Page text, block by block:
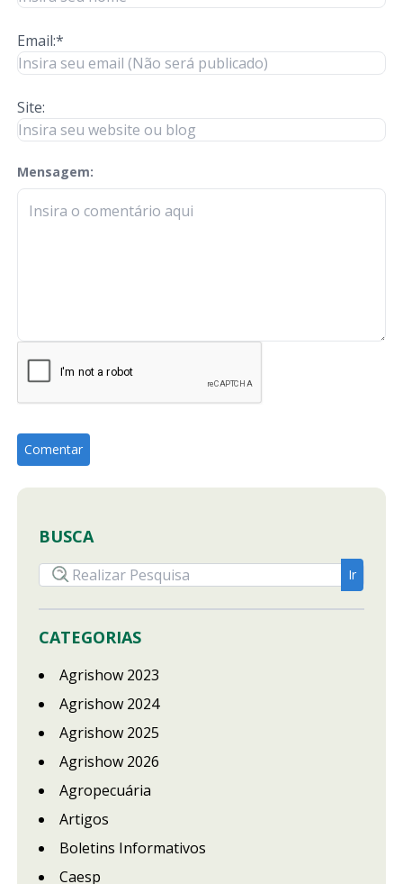
Email:*
Site:
Mensagem:
check-terms
BUSCA
CATEGORIAS
Agrishow 2023
Agrishow 2024
Agrishow 2025
Agrishow 2026
Agropecuária
Artigos
Boletins Informativos
Caesp